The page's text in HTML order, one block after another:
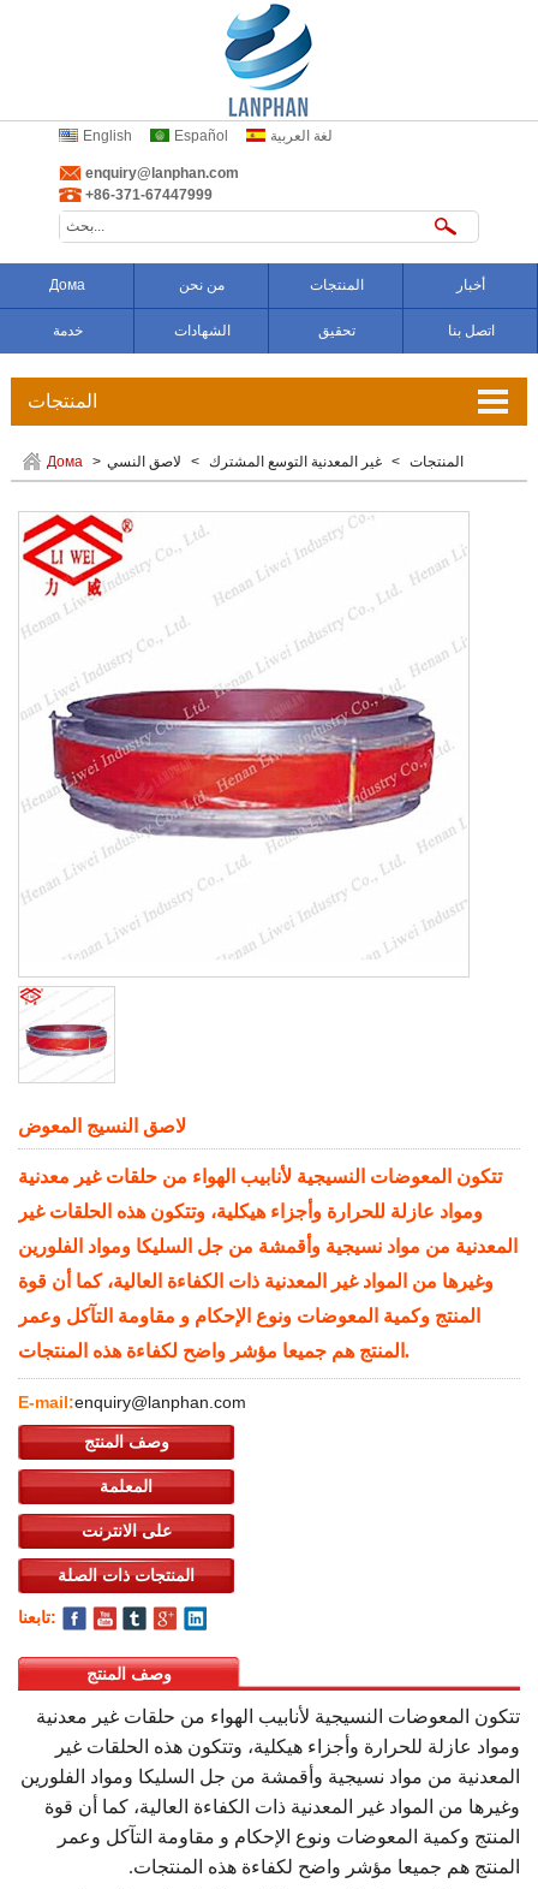
English Español لغة العربية
enquiry@lanphan.com
+86-371-67447999
Дома من نحن المنتجات أخبار
خدمة الشهادات تحقيق اتصل بنا
المنتجات
تعويض المموج
تجهيزات الصلب
غير المعدنية التوسع المشترك
المطاط أنبوب اصطف
فحص الصمامات المطاط
Дома > المنتجات > غير المعدنية التوسع المشترك > لاصق النسي
لاصق النسيج المعوض
تتكون المعوضات النسيجية لأنابيب الهواء من حلقات غير معدنية
ومواد عازلة للحرارة وأجزاء هيكلية، وتتكون هذه الحلقات غير
المعدنية من مواد نسيجية وأقمشة من جل السليكا ومواد الفلورين
وغيرها من المواد غير المعدنية ذات الكفاءة العالية، كما أن قوة
المنتج وكمية المعوضات ونوع الإحكام و مقاومة التآكل وعمر
المنتج هم جميعا مؤشر واضح لكفاءة هذه المنتجات.
E-mail:enquiry@lanphan.com
وصف المنتج
المعلمة
على الانترنت
المنتجات ذات الصلة
تابعنا:
وصف المنتج
تتكون المعوضات النسيجية لأنابيب الهواء من حلقات غير معدنية
ومواد عازلة للحرارة وأجزاء هيكلية، وتتكون هذه الحلقات غير
المعدنية من مواد نسيجية وأقمشة من جل السليكا ومواد الفلورين
وغيرها من المواد غير المعدنية ذات الكفاءة العالية، كما أن قوة
المنتج وكمية المعوضات ونوع الإحكام و مقاومة التآكل وعمر
المنتج هم جميعا مؤشر واضح لكفاءة هذه المنتجات.